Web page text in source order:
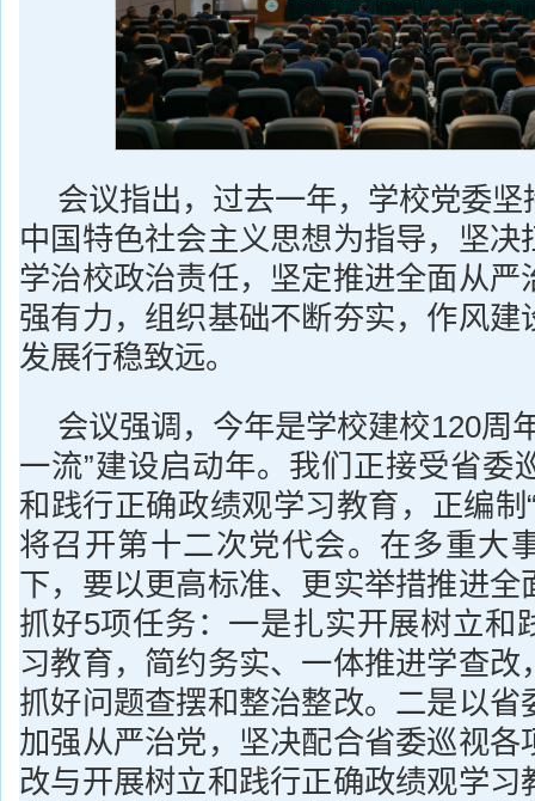
会议指出，过去一年，学校党委
中国特色社会主义思想为指导，坚决
学治校政治责任，坚定推进全面从严
强有力，组织基础不断夯实，作风建
发展行稳致远。
会议强调，今年是学校建校120周
一流”建设启动年。我们正接受省委
和践行正确政绩观学习教育，正编制
将召开第十二次党代会。在多重大
下，要以更高标准、更实举措推进全
抓好5项任务：一是扎实开展树立和
习教育，简约务实、一体推进学查改
抓好问题查摆和整治整改。二是以省
加强从严治党，坚决配合省委巡视各
改与开展树立和践行正确政绩观学习